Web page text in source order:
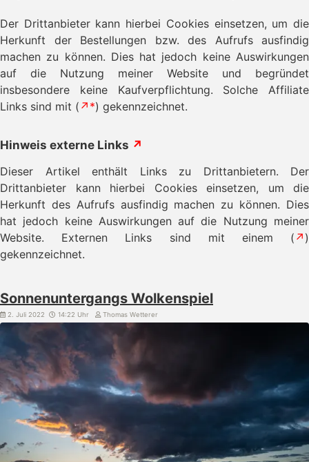
Der Drittanbieter kann hierbei Cookies einsetzen, um die
Herkunft der Bestellungen bzw. des Aufrufs ausfindig
machen zu können. Dies hat jedoch keine Auswirkungen
auf die Nutzung meiner Website und begründet
insbesondere keine Kaufverpflichtung. Solche Affiliate
Links sind mit ( ↗*) gekennzeichnet.
Hinweis externe Links ↗
Dieser Artikel enthält Links zu Drittanbietern. Der
Drittanbieter kann hierbei Cookies einsetzen, um die
Herkunft des Aufrufs ausfindig machen zu können. Dies
hat jedoch keine Auswirkungen auf die Nutzung meiner
Website. Externen Links sind mit einem ( ↗ )
gekennzeichnet.
Sonnenuntergangs Wolkenspiel
2. Juli 2022 14:22 Uhr Thomas Wetterer